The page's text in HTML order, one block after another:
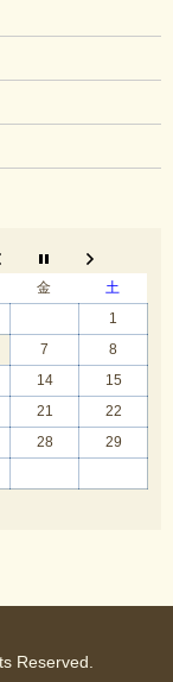
金
土
1
7
8
14
15
21
22
28
29
Reserved.